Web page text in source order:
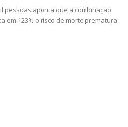
pessoas aponta que a combinação
em 123% o risco de morte prematura